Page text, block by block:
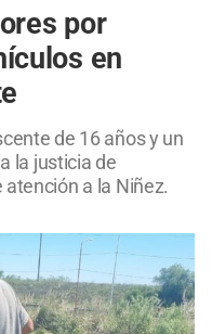
por
en
de 16 años y un
la justicia de
a la Niñez.